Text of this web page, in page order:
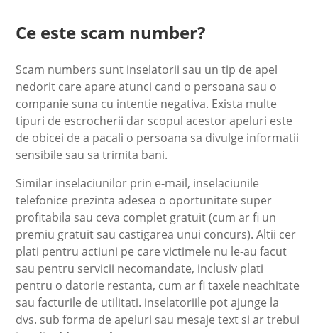
Ce este scam number?
Scam numbers sunt inselatorii sau un tip de apel
nedorit care apare atunci cand o persoana sau o
companie suna cu intentie negativa. Exista multe
tipuri de escrocherii dar scopul acestor apeluri este
de obicei de a pacali o persoana sa divulge informatii
sensibile sau sa trimita bani.
Similar inselaciunilor prin e-mail, inselaciunile
telefonice prezinta adesea o oportunitate super
profitabila sau ceva complet gratuit (cum ar fi un
premiu gratuit sau castigarea unui concurs). Altii cer
plati pentru actiuni pe care victimele nu le-au facut
sau pentru servicii necomandate, inclusiv plati
pentru o datorie restanta, cum ar fi taxele neachitate
sau facturile de utilitati. inselatoriile pot ajunge la
dvs. sub forma de apeluri sau mesaje text si ar trebui